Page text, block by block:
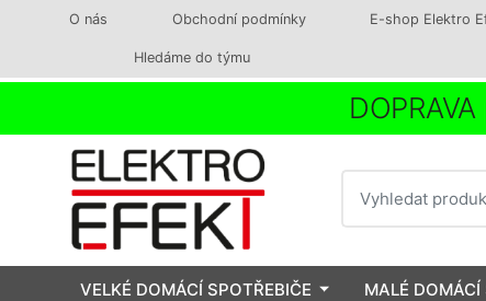
O nás Obchodní podmínky E-shop Elektro
Hledáme do týmu
VELKÉ DOMÁCÍ SPOTŘEBIČE MALÉ DOMÁCÍ